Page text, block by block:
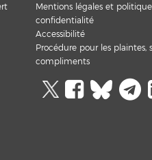
Mentions légales et
confidentialité
Accessibilité
Procédure pour les plaintes,
compliments